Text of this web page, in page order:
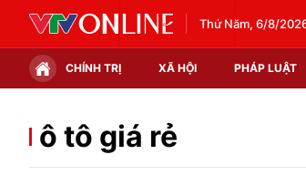
Thứ Năm, 6/8/
CHÍNH TRỊ XÃ HỘI PHÁP LUẬT
Chính trị
ô tô giá rẻ